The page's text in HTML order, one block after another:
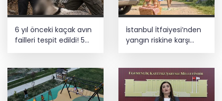
6 yıl önceki kaçak avın
failleri tespit edildi! 5
yaban keçisi için ceza
İstanbul İtfaiyesi’nden
yangın riskine karşı
videolu uyarı